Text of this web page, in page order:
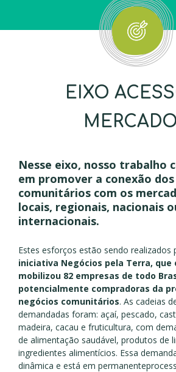
EIXO
Nesse eixo, nosso trabalho
em promover a conexão
comunitários com os
locais, regionais, nacionais
internacionais.
Estes esforços estão sendo realizados
iniciativa Negócios pela Terra, que
mobilizou 82 empresas de todo
potencialmente compradoras da
negócios comunitários. As cadeias
demandadas foram: açaí, pescado,
madeira, cacau e fruticultura, com
de alimentação saudável, produtos de
ingredientes alimentícios. Essa
dinâmica e está em